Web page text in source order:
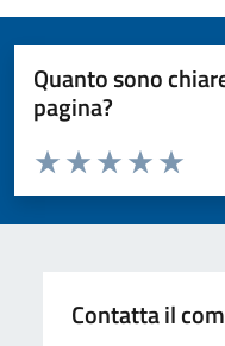
Quanto sono
pagina?
Valuta da 1 a 5 stelle la
Valuta
Valuta 4
Valuta 3 stelle
Valuta 2 stelle su 5
Valuta 1 stelle su 5
Contatta il